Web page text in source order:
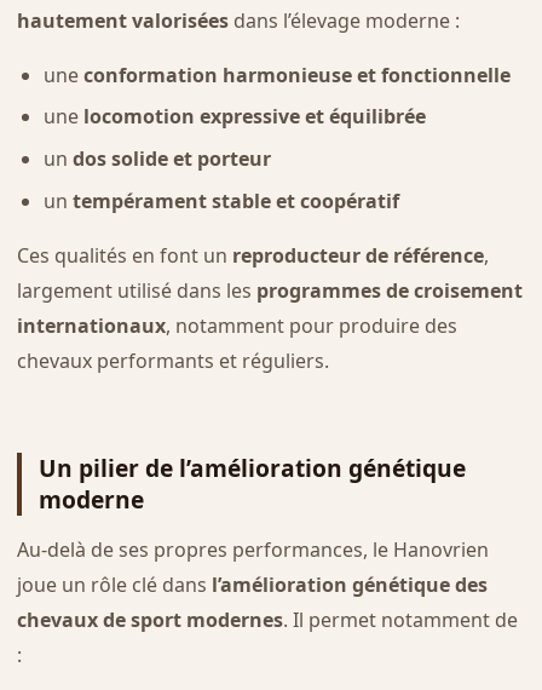
hautement valoriséesdans l’élevage moderne :
uneconformation harmonieuse et fonctionnelle
une locomotion expressive et équilibrée
un dos solide et porteur
un tempérament stable et coopératif
Ces qualités en font un reproducteur de référence,
largement utilisé dans les programmes de croisement
internationaux, notamment pour produire des
chevaux performants et réguliers.
Un pilier de l’amélioration génétique
moderne
Au-delà de ses propres performances, le Hanovrien
joue un rôle clé dans l’amélioration génétique des
chevaux de sport modernes. Il permet notamment de
: